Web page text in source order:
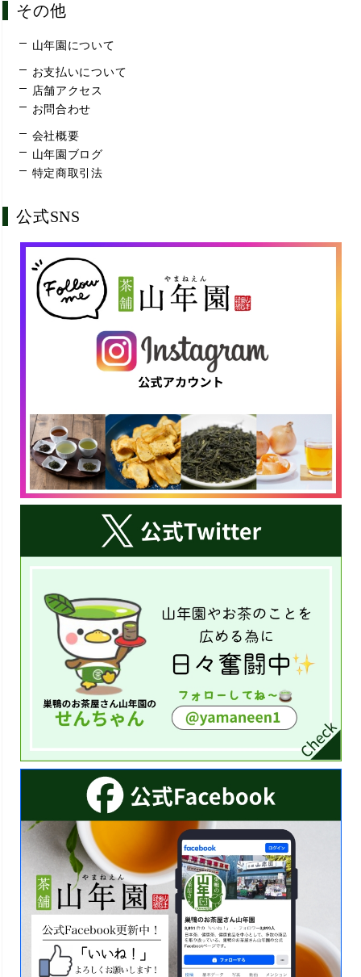
その他
山年園について
お支払いについて
店舗アクセス
お問合わせ
会社概要
山年園ブログ
特定商取引法
公式SNS